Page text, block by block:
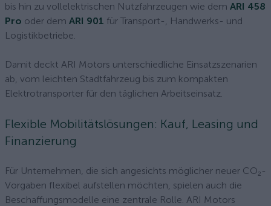
bis hin zu vollelektrischen Nutzfahrzeugen wie dem ARI 458
Pro oder dem ARI 901 für Transport-, Handwerks- und
Logistikbetriebe.
Damit deckt ARI Motors unterschiedliche Einsatzszenarien
ab, vom leichten Stadtfahrzeug bis zum kompakten
Elektrotransporter für den täglichen Arbeitseinsatz.
Flexible Mobilitätslösungen: Kauf, Leasing und
Finanzierung
Für Unternehmen, die sich angesichts möglicher neuer CO₂-
Vorgaben flexibel aufstellen möchten, spielen auch die
Beschaffungsmodelle eine zentrale Rolle. ARI Motors